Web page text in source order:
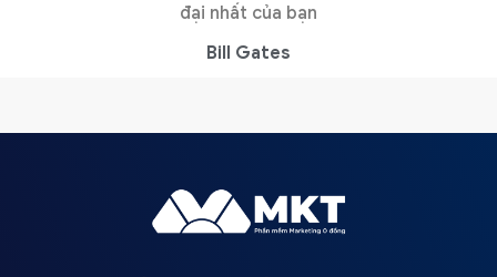
đại nhất của bạn
Bill Gates